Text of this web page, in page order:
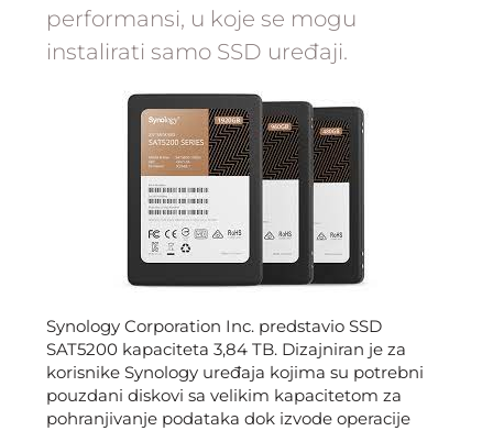
performansi, u koje se mogu
instalirati samo SSD uređaji.
Synology Corporation Inc. predstavio SSD
SAT5200 kapaciteta 3,84 TB. Dizajniran je za
korisnike Synology uređaja kojima su potrebni
pouzdani diskovi sa velikim kapacitetom za
pohranjivanje podataka dok izvode operacije